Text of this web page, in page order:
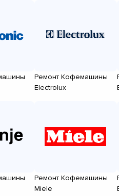
Ремонт Кофемашины
Electrolux
Ремонт Кофемашины
Miele